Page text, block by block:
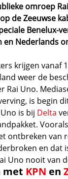
omroep
de Zeeuwse
Benelux-
en Nederlands
krijgen vanaf
weer de
Rai Uno.
is begin
is bij Delta
ontbreken van
en dat
Uno nooit van
met KPN en